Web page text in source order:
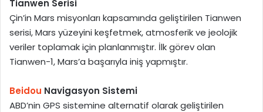
Tianwen Serisi
Çin’in Mars misyonları kapsamında geliştirilen Tianwen
serisi, Mars yüzeyini keşfetmek, atmosferik ve jeolojik
veriler toplamak için planlanmıştır. İlk görev olan
Tianwen-1, Mars’a başarıyla iniş yapmıştır.
Beidou Navigasyon Sistemi
ABD’nin GPS sistemine alternatif olarak geliştirilen